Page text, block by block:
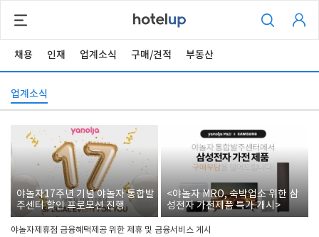
채용 인재 업계소식 구매/견적 부동산
업계소식
야놀자17주년 기념 야놀자 통합발
주센터 할인 프로모션 진행
<야놀자 MRO, 숙박업소 위한 삼
성전자 가전제품 특가 개시>
야놀자제휴점 금융혜택제공 위한 제휴 및 금융서비스 게시